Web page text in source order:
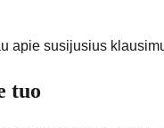
apie susijusius
tuo